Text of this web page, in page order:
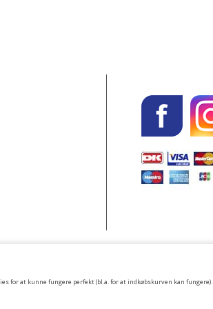
for at kunne fungere perfekt (bl.a. for at indkøbskurven kan fungere).